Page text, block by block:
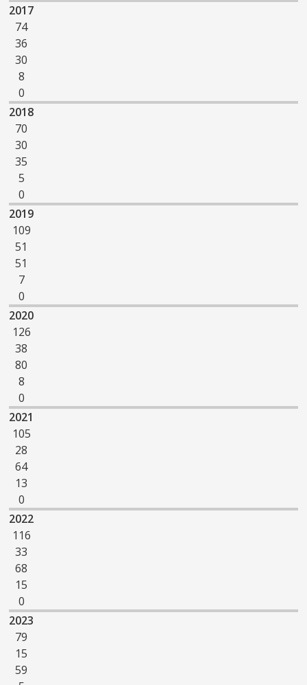
2017
74
36
30
8
0
2018
70
30
35
5
0
2019
109
51
51
7
0
2020
126
38
80
8
0
2021
105
28
64
13
0
2022
116
33
68
15
0
2023
79
15
59